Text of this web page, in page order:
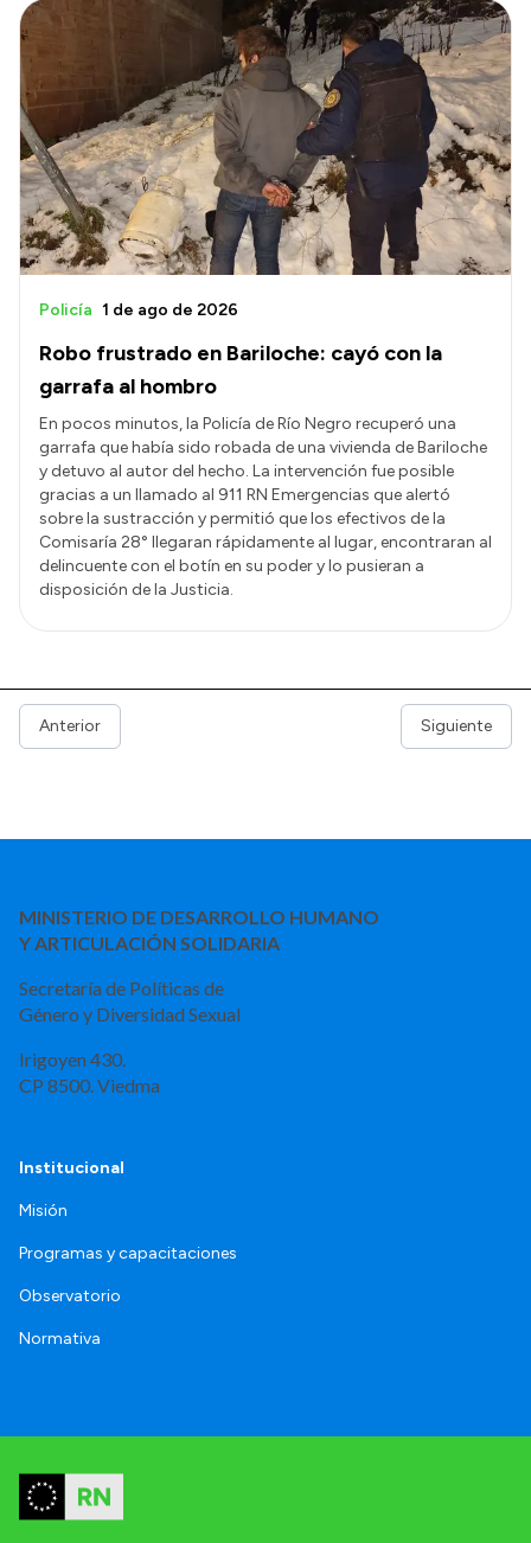
Robo frustrado en Bariloche: cayó con la
garrafa al hombro
Policía 1 de ago de 2026
En pocos minutos, la Policía de Río Negro recuperó una
garrafa que había sido robada de una vivienda de Bariloche
y detuvo al autor del hecho. La intervención fue posible
gracias a un llamado al 911 RN Emergencias que alertó
sobre la sustracción y permitió que los efectivos de la
Comisaría 28° llegaran rápidamente al lugar, encontraran al
delincuente con el botín en su poder y lo pusieran a
disposición de la Justicia.
Anterior Siguiente
MINISTERIO DE DESARROLLO HUMANO
Y ARTICULACIÓN SOLIDARIA
Secretaría de Políticas de
Género y Diversidad Sexual
Irigoyen 430.
CP 8500. Viedma
Institucional
Misión
Programas y capacitaciones
Observatorio
Normativa